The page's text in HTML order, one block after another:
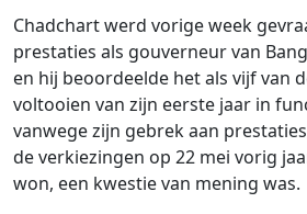
Chadchart werd vorige week
prestaties als gouverneur van
en hij beoordeelde het als vijf van
voltooien van zijn eerste jaar in
vanwege zijn gebrek aan
de verkiezingen op 22 mei vorig
won, een kwestie van mening was.